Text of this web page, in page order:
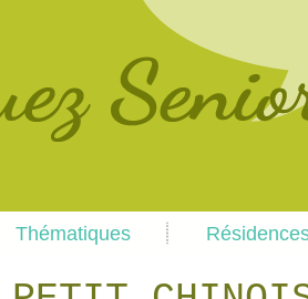
Thématiques